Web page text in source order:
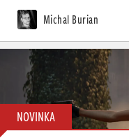
Michal Burian
NOVINKA